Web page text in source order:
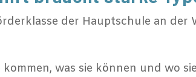
der Hauptschule an der
was sie können und wo